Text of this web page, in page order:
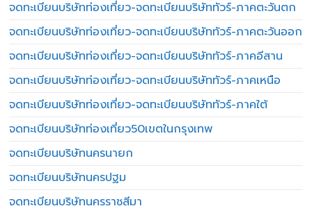
จดทะเบียนบริษัทท่องเที่ยว-จดทะเบียนบริษัททัวร์-ภาคตะวันตก
จดทะเบียนบริษัทท่องเที่ยว-จดทะเบียนบริษัททัวร์-ภาคตะวันออก
จดทะเบียนบริษัทท่องเที่ยว-จดทะเบียนบริษัททัวร์-ภาคอีสาน
จดทะเบียนบริษัทท่องเที่ยว-จดทะเบียนบริษัททัวร์-ภาคเหนือ
จดทะเบียนบริษัทท่องเที่ยว-จดทะเบียนบริษัททัวร์-ภาคใต้
จดทะเบียนบริษัทท่องเที่ยว50เขตในกรุงเทพ
จดทะเบียนบริษัทนครนายก
จดทะเบียนบริษัทนครปฐม
จดทะเบียนบริษัทนครราชสีมา